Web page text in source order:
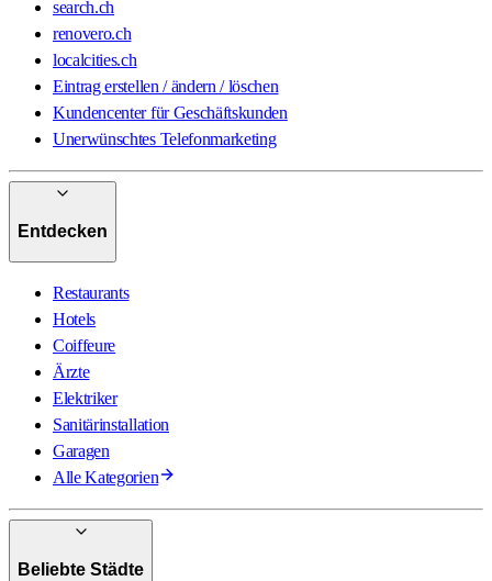
search.ch
renovero.ch
localcities.ch
Eintrag erstellen / ändern / löschen
Kundencenter für Geschäftskunden
Unerwünschtes Telefonmarketing
Entdecken
Restaurants
Hotels
Coiffeure
Ärzte
Elektriker
Sanitärinstallation
Garagen
Alle Kategorien
Beliebte Städte